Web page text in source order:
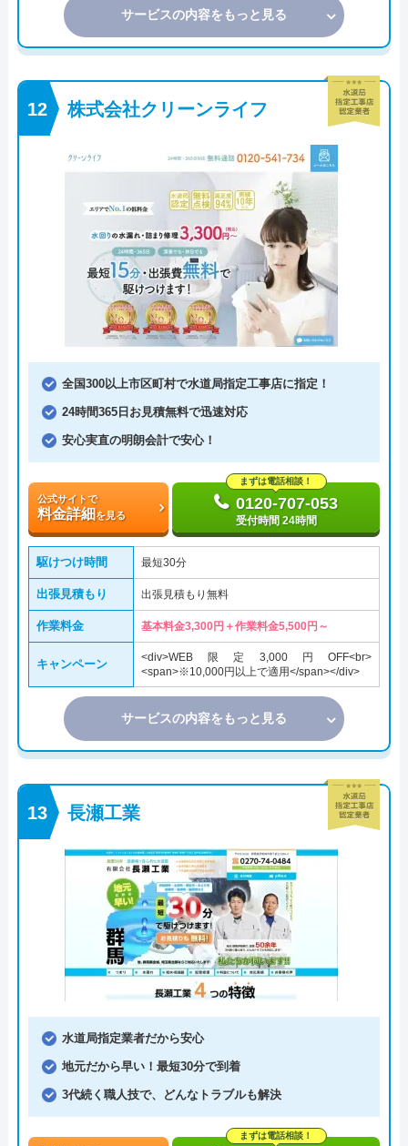
サービスの内容をもっと見る
株式会社クリーンライフ
全国300以上市区町村で水道局指定工事店に指定！
24時間365日お見積無料で迅速対応
安心実直の明朗会計で安心！
公式サイトで
料金詳細を見る
まずは電話相談！
0120-707-053
受付時間 24時間
駆けつけ時間 最短30分
出張見積もり 出張見積もり無料
作業料金 基本料金3,300円＋作業料金5,500円～
キャンペーン
<div>WEB限定3,000円OFF<br>
<span>※10,000円以上で適用</span></div>
サービスの内容をもっと見る
長瀬工業
水道局指定業者だから安心
地元だから早い！最短30分で到着
3代続く職人技で、どんなトラブルも解決
まずは電話相談！